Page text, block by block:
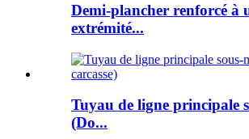
Demi-plancher renforcé à
extrémité...
Tuyau de ligne principale
(Do...